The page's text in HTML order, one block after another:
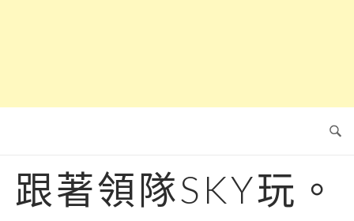
跟著領隊SKY玩。